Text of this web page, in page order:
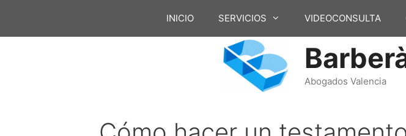
INICIO SERVICIOS VIDEOCONSULTA
Abogados Valencia